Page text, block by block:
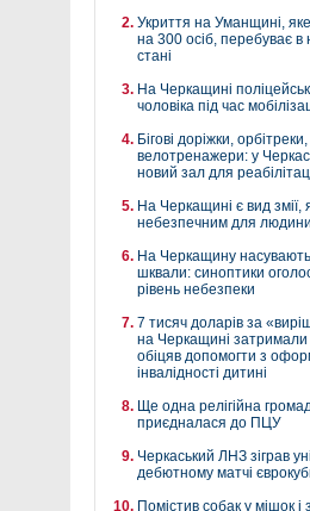
Укриття на Уманщині,
на 300 осіб, перебуває
стані
На Черкащині
чоловіка під час
Бігові доріжки, орбітреки,
велотренажери: у
новий зал для
На Черкащині є вид змії,
небезпечним для людини
На Черкащину
шквали: синоптики
рівень небезпеки
7 тисяч доларів за
на Черкащині затримали
обіцяв допомогти з
інвалідності дитині
Ще одна релігійна
приєдналася до ПЦУ
Черкаський ЛНЗ зіграв
дебютному матчі
Помістив собак у мішок і